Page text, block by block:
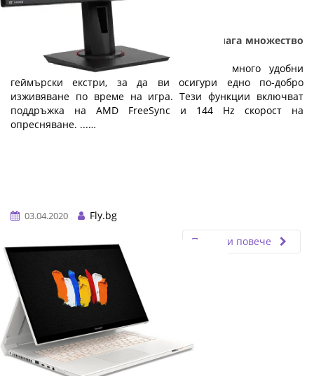
Геймърския монитор Asus VG279Q предлага множество
функции на изгодна цена
Мониторът Asus VG279Q е създаден с много удобни
геймърски екстри, за да ви осигури едно по-добро
изживяване по време на игра. Тези функции включват
поддръжка на AMD FreeSync и 144 Hz скорост на
опресняване. ...…
03.04.2020
Fly.bg
Прочети повече